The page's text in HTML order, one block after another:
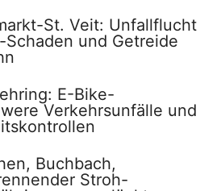
St. Veit: Unfallflucht
und Getreide
E-Bike-
Verkehrsunfälle und
Buchbach,
Stroh-